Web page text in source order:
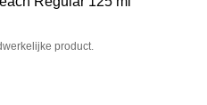
product.